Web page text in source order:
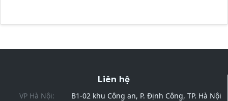
Liên hệ
VP Hà Nội:
B1-02 khu Công an, P. Định Công, TP. Hà Nội